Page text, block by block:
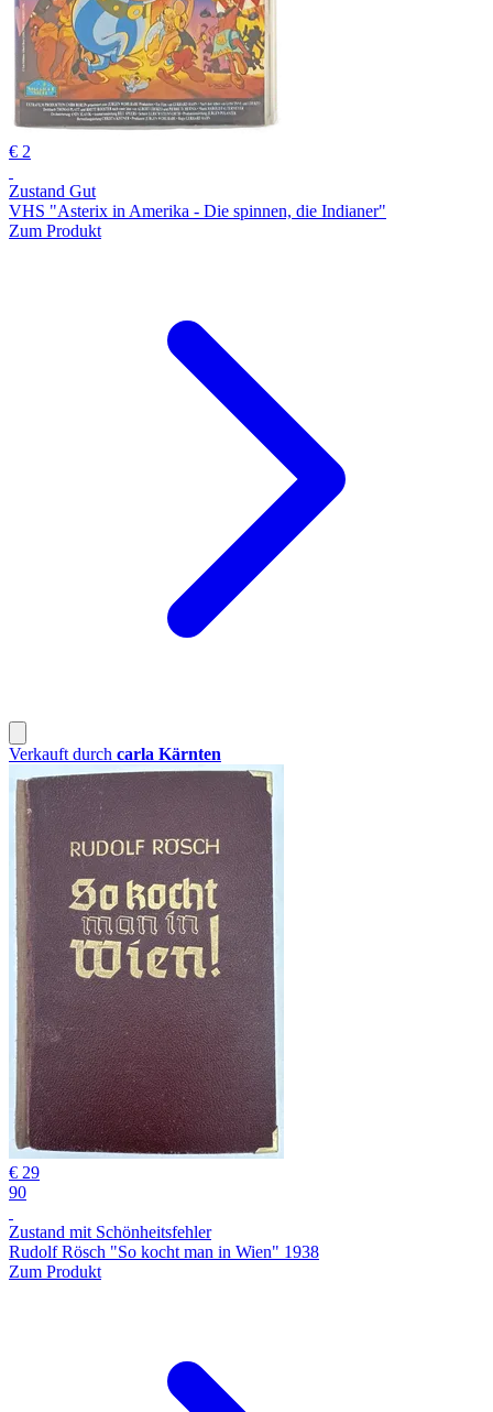
€ 2
Zustand Gut
VHS "Asterix in Amerika - Die spinnen, die Indianer"
Zum Produkt
Verkauft durch carla Kärnten
€ 29
90
Zustand mit Schönheitsfehler
Rudolf Rösch "So kocht man in Wien" 1938
Zum Produkt